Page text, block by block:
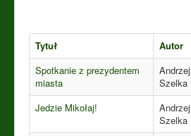
Tytuł Autor
Spotkanie z prezydentem
miasta
Andrzej
Szelka
Jedzie Mikołaj!
Andrzej
Szelka